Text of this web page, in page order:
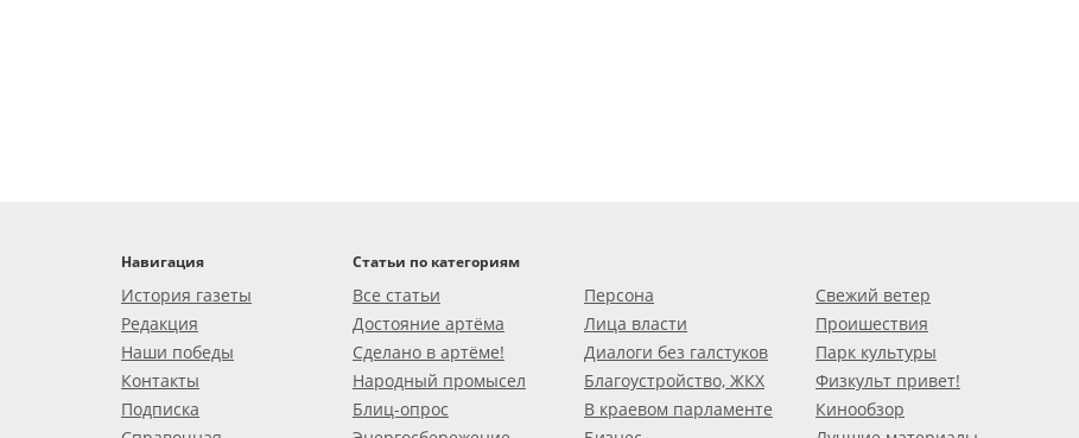
Навигация
История газеты
Редакция
Наши победы
Контакты
Подписка
Статьи по категориям
Все статьи
Достояние артёма
Сделано в артёме!
Народный промысел
Блиц-опрос
Персона
Лица власти
Диалоги без галстуков
Благоустройство, ЖКХ
В краевом парламенте
Свежий ветер
Проишествия
Парк культуры
Физкульт привет!
Кинообзор